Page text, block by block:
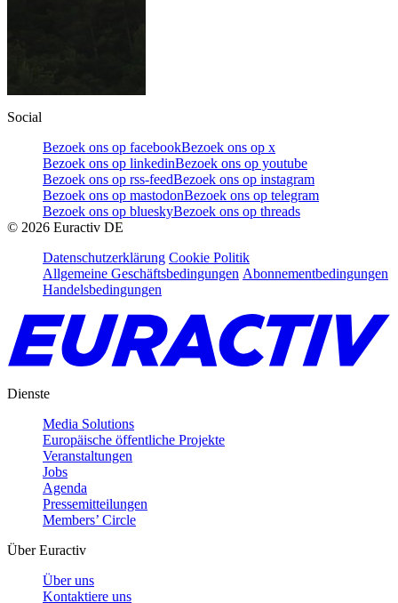
Social
Bezoek ons op facebookBezoek ons op x
Bezoek ons op linkedinBezoek ons op youtube
Bezoek ons op rss-feedBezoek ons op instagram
Bezoek ons op mastodonBezoek ons op telegram
Bezoek ons op blueskyBezoek ons op threads
© 2026 Euractiv DE
Datenschutzerklärung Cookie Politik
Allgemeine Geschäftsbedingungen Abonnementbedingungen
Handelsbedingungen
Dienste
Media Solutions
Europäische öffentliche Projekte
Veranstaltungen
Jobs
Agenda
Pressemitteilungen
Members’ Circle
Über Euractiv
Über uns
Kontaktiere uns